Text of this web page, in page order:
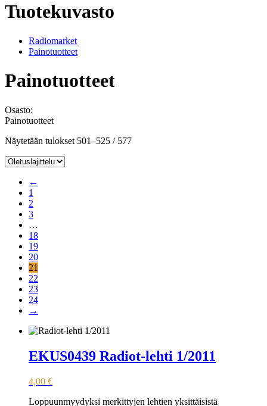
Tuotekuvasto
Radiomarket
Painotuotteet
Painotuotteet
Osasto:
Painotuotteet
Näytetään tulokset 501–525 / 577
←
1
2
3
…
18
19
20
21
22
23
24
→
EKUS0439 Radiot-lehti 1/2011
4,00 €
Loppuunmyydyksi merkittyjen lehtien yksittäisistä